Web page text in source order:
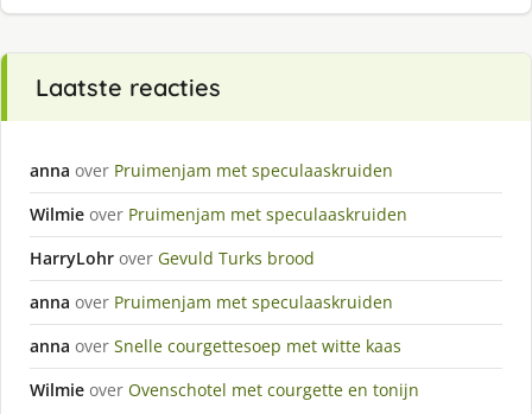
Laatste reacties
anna over Pruimenjam met speculaaskruiden
Wilmie over Pruimenjam met speculaaskruiden
HarryLohr over Gevuld Turks brood
anna over Pruimenjam met speculaaskruiden
anna over Snelle courgettesoep met witte kaas
Wilmie over Ovenschotel met courgette en tonijn